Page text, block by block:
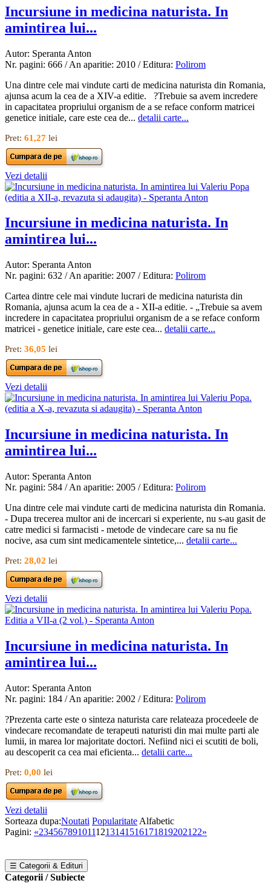
Incursiune in medicina naturista. In
amintirea lui...
Autor: Speranta Anton
Nr. pagini: 666 / An aparitie: 2010 / Editura: Polirom
Una dintre cele mai vindute carti de medicina naturista din Romania,
ajunsa acum la cea de a XIV-a editie. ?Trebuie sa avem incredere
in capacitatea propriului organism de a se reface conform matricei
genetice initiale, care este cea de... detalii carte...
Pret: 61,27 lei
Vezi detalii
Incursiune in medicina naturista. In
amintirea lui...
Autor: Speranta Anton
Nr. pagini: 632 / An aparitie: 2007 / Editura: Polirom
Cartea dintre cele mai vindute lucrari de medicina naturista din
Romania, ajunsa acum la cea de a - XII-a editie. - „Trebuie sa avem
incredere in capacitatea propriului organism de a se reface conform
matricei - genetice initiale, care este cea... detalii carte...
Pret: 36,05 lei
Vezi detalii
Incursiune in medicina naturista. In
amintirea lui...
Autor: Speranta Anton
Nr. pagini: 584 / An aparitie: 2005 / Editura: Polirom
Una dintre cele mai vindute carti de medicina naturista din Romania.
- Dupa trecerea multor ani de incercari si experiente, nu s-au gasit de
catre medici si farmacisti - metode de vindecare care sa nu fie
nocive, asa cum sint medicamentele sintetice,... detalii carte...
Pret: 28,02 lei
Vezi detalii
Incursiune in medicina naturista. In
amintirea lui...
Autor: Speranta Anton
Nr. pagini: 184 / An aparitie: 2002 / Editura: Polirom
?Prezenta carte este o sinteza naturista care relateaza procedeele de
vindecare recomandate de terapeuti naturisti din mai multe parti ale
lumii, in marea lor majoritate doctori. Nefiind nici ei scutiti de boli,
au descoperit ca cea mai eficienta... detalii carte...
Pret: 0,00 lei
Vezi detalii
Sorteaza dupa:Noutati Popularitate Alfabetic
Pagini: «23456789101112131415161718192021 22»
☰ Categorii & Edituri
Categorii / Subiecte